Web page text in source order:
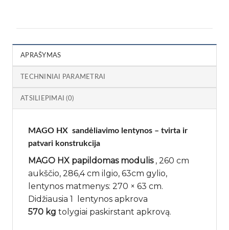
APRAŠYMAS
TECHNINIAI PARAMETRAI
ATSILIEPIMAI (0)
MAGO HX sandėliavimo lentynos – tvirta ir
patvari konstrukcija
MAGO HX papildomas modulis, 260 cm
aukščio, 286,4 cm ilgio, 63cm gylio,
lentynos matmenys: 270 × 63 cm.
Didžiausia 1 lentynos apkrova
570 kg tolygiai paskirstant apkrovą.